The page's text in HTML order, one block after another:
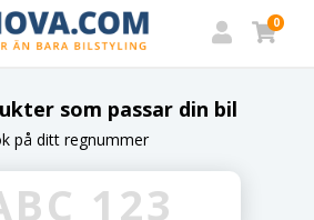
0
som passar din bil
på ditt regnummer